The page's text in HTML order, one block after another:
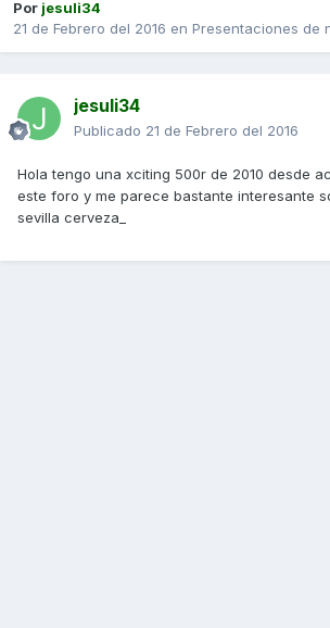
Por jesuli34
21 de Febrero del 2016 en Presentaciones de
jesuli34
Publicado 21 de Febrero del 2016
Hola tengo una xciting 500r de 2010 desde
este foro y me parece bastante interesante
sevilla cerveza_